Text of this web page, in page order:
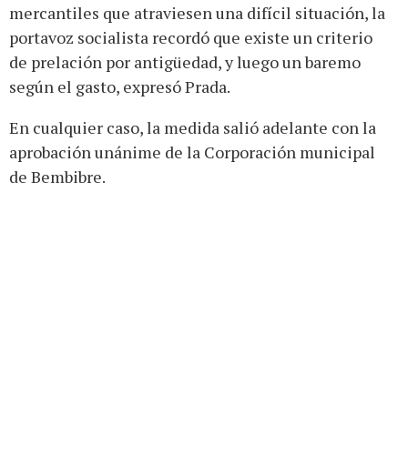
mercantiles que atraviesen una difícil situación, la
portavoz socialista recordó que existe un criterio
de prelación por antigüedad, y luego un baremo
según el gasto, expresó Prada.
En cualquier caso, la medida salió adelante con la
aprobación unánime de la Corporación municipal
de Bembibre.